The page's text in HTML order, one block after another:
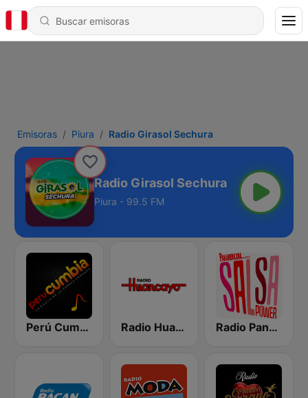
Emisoras Piura Radio Girasol Sechura
Radio Girasol Sechura
Piura - 99.5 FM
Perú Cumbia Radio Radio Huancayo Radio Panamericana - Salsa Power